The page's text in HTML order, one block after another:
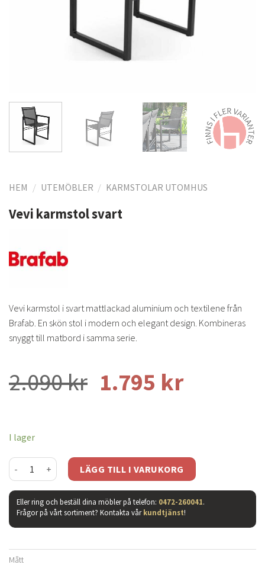
HEM / UTEMÖBLER / KARMSTOLAR UTOMHUS
Vevi karmstol svart
Vevi karmstol i svart mattlackad aluminium och textilene från
Brafab. En skön stol i modern och elegant design. Kombineras
snyggt till matbord i samma serie.
2.090kr Det
var:
2.090 kr.
1.795 krDet
är:
1.795 kr.
I lager
Vevi karmstol svart mängdLÄGG TILL I VARUKORG
Eller ring och beställ dina möbler på telefon: 0472-260041.
Frågor på vårt sortiment? Kontakta vårkundtjänst!
Mått